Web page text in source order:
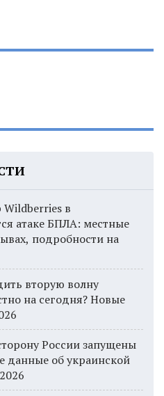
Wildberries в
атаке БПЛА: местные
подробности на
вторую волну
на сегодня? Новые
России запущены
данные об украинской